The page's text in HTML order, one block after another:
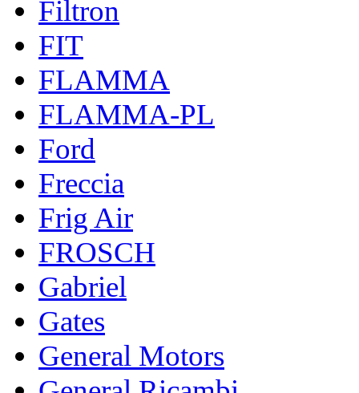
Filtron
FIT
FLAMMA
FLAMMA-PL
Ford
Freccia
Frig Air
FROSCH
Gabriel
Gates
General Motors